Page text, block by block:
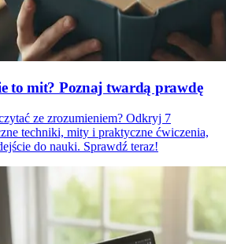
to mit? Poznaj twardą prawdę
ze zrozumieniem? Odkryj 7
techniki, mity i praktyczne ćwiczenia,
do nauki. Sprawdź teraz!